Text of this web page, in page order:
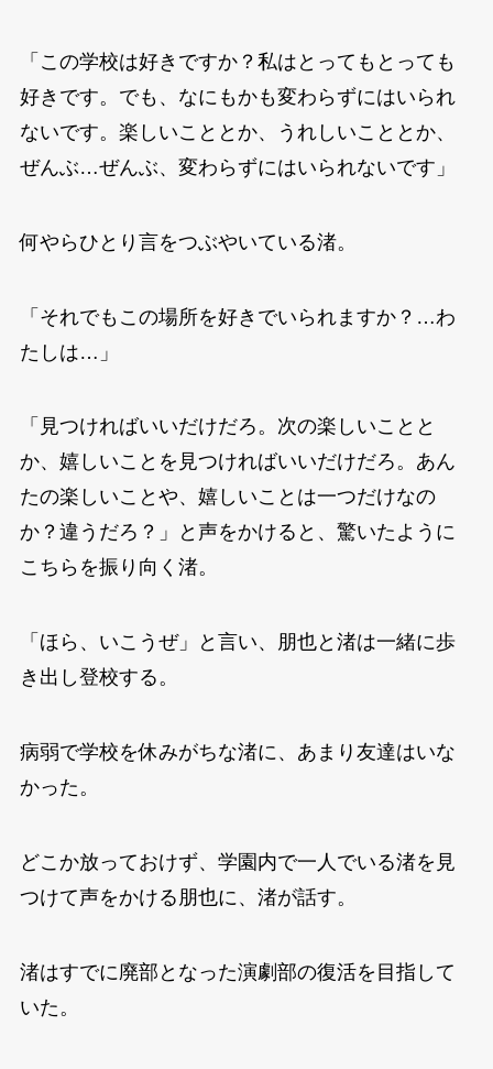
「この学校は好きですか？私はとってもとっても
好きです。でも、なにもかも変わらずにはいられ
ないです。楽しいこととか、うれしいこととか、
ぜんぶ…ぜんぶ、変わらずにはいられないです」
何やらひとり言をつぶやいている渚。
「それでもこの場所を好きでいられますか？…わ
たしは…」
「見つければいいだけだろ。次の楽しいことと
か、嬉しいことを見つければいいだけだろ。あん
たの楽しいことや、嬉しいことは一つだけなの
か？違うだろ？」と声をかけると、驚いたように
こちらを振り向く渚。
「ほら、いこうぜ」と言い、朋也と渚は一緒に歩
き出し登校する。
病弱で学校を休みがちな渚に、あまり友達はいな
かった。
どこか放っておけず、学園内で一人でいる渚を見
つけて声をかける朋也に、渚が話す。
渚はすでに廃部となった演劇部の復活を目指して
いた。